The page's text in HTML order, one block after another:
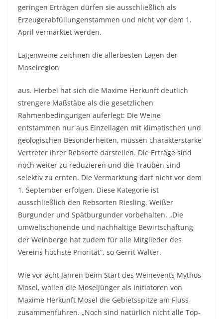
geringen Erträgen dürfen sie ausschließlich als
Erzeugerabfüllungenstammen und nicht vor dem 1.
April vermarktet werden.
Lagenweine zeichnen die allerbesten Lagen der
Moselregion
aus. Hierbei hat sich die Maxime Herkunft deutlich
strengere Maßstäbe als die gesetzlichen
Rahmenbedingungen auferlegt: Die Weine
entstammen nur aus Einzellagen mit klimatischen und
geologischen Besonderheiten, müssen charakterstarke
Vertreter ihrer Rebsorte darstellen. Die Erträge sind
noch weiter zu reduzieren und die Trauben sind
selektiv zu ernten. Die Vermarktung darf nicht vor dem
1. September erfolgen. Diese Kategorie ist
ausschließlich den Rebsorten Riesling, Weißer
Burgunder und Spätburgunder vorbehalten. „Die
umweltschonende und nachhaltige Bewirtschaftung
der Weinberge hat zudem für alle Mitglieder des
Vereins höchste Priorität“, so Gerrit Walter.
Wie vor acht Jahren beim Start des Weinevents Mythos
Mosel, wollen die Moseljünger als Initiatoren von
Maxime Herkunft Mosel die Gebietsspitze am Fluss
zusammenführen. „Noch sind natürlich nicht alle Top-